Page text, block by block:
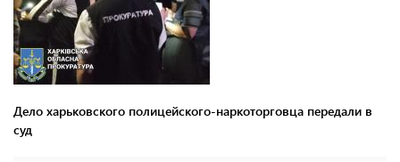
Дело харьковского полицейского-наркоторговца передали в
суд